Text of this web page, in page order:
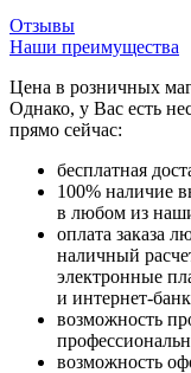
Отзывы
Наши преимущества
Цена в розничных
Однако, у Вас есть
прямо сейчас:
бесплатная
100% наличие
в любом из
оплата заказа
наличный
электронные
и интернет-
возможность
возможность